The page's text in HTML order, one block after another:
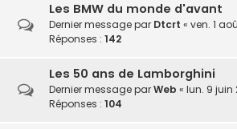
Les BMW du monde d'avant
Dernier message par Dtcrt « ven. 1
Réponses : 142
Les 50 ans de Lamborghini
Dernier message parWeb « lun. 9 juin
Réponses : 104